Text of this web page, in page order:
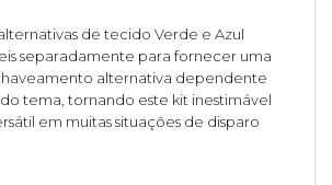
de tecido Verde e Azul
separadamente para fornecer uma
alternativa dependente
tema, tornando este kit inestimável
em muitas situações de disparo